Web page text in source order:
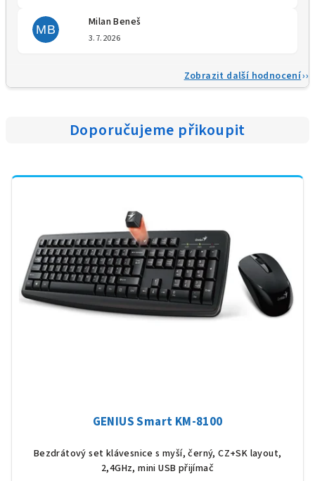
MB
Milan Beneš
3.7.2026
Zobrazit další hodnocení
Doporučujeme přikoupit
GENIUS Smart KM-8100
Bezdrátový set klávesnice s myší, černý, CZ+SK layout,
2,4GHz, mini USB přijímač